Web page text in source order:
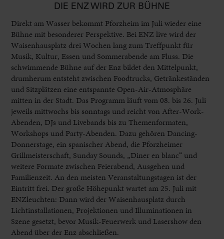
DIE ENZ WIRD ZUR BÜHNE
Direkt am Wasser bekommt Pforzheim im Juli wieder eine
Bühne mit besonderer Perspektive. Bei ENZ live wird der
Waisenhausplatz drei Wochen lang zum Treffpunkt für
Musik, Kultur, Essen und Sommerabende am Fluss. Die
schwimmende Bühne auf der Enz bildet den Mittelpunkt,
drumherum entsteht zwischen Foodtrucks, Getränkeständen
und Sitzplätzen eine entspannte Open-Air-Atmosphäre
mitten in der Stadt. Das Programm läuft vom 08. bis 26. Juli
jeweils mittwochs bis sonntags und reicht von After-Work-
Abenden, DJs und Livebands bis zu Themenformaten,
Workshops und Party-Abenden. Dazu gehören Dancing-
Donnerstage, ein spanischer Abend, die Pforzheimer
Grillmeisterschaft, Sunday Sounds, „Diner en blanc“ und
weitere Formate zwischen Feierabend, Ausgehen und
Familienzeit. An den meisten Veranstaltungstagen ist der
Eintritt frei. Der große Höhepunkt wartet am 25. Juli mit
ENZleuchten: Dann wird der Waisenhausplatz durch
Lichtinstallationen, Projektionen und Illuminationen in
Szene gesetzt, bevor Musik-Feuerwerk und Lasershow den
Abend über der Enz abschließen.